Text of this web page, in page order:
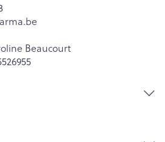
Beaucourt